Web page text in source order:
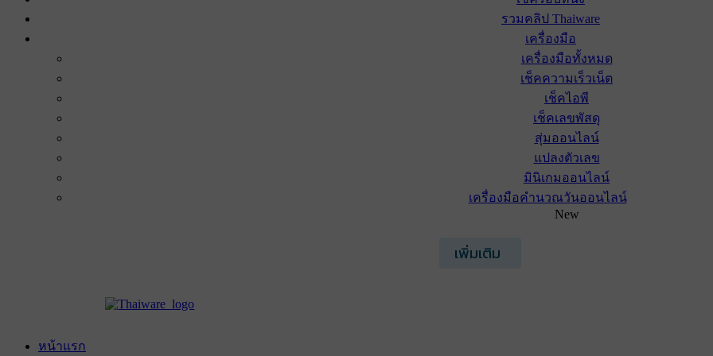
รวมคลิป Thaiware
เครื่องมือ
เครื่องมือทั้งหมด
เช็คความเร็วเน็ต
เช็คไอพี
เช็คเลขพัสดุ
สุ่มออนไลน์
แปลงตัวเลข
มินิเกมออนไลน์
เครื่องมือคำนวณวันออนไลน์
New
เพิ่มเติม
หน้าแรก